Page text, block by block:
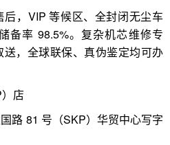
，VIP 等候区、全封闭无尘车
备率 98.5%。复杂机芯维修专
，全球联保、真伪鉴定均可办
店
路 81 号（SKP）华贸中心写字